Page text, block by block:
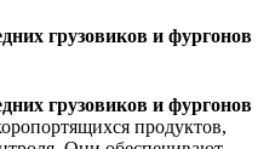
грузовиков и фургонов
грузовиков и фургонов
продуктов,